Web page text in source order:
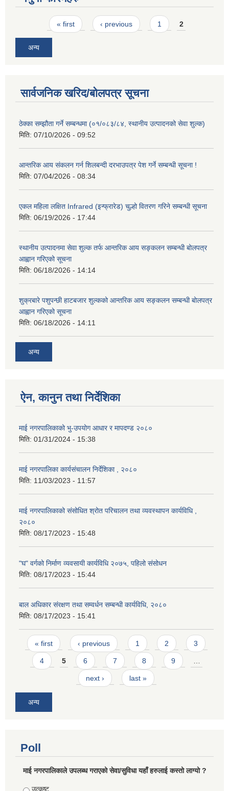
Pages« first ‹ previous 1 2
अन्य
सार्वजनिक खरिद/बोलपत्र सूचना
ठेक्का सम्झौता गर्ने सम्बन्धमा (०१/०८३/८४, स्थानीय उत्पादनको सेवा शुल्क)
मिति: 07/10/2026 - 09:52
आन्तरिक आय संकलन गर्न शिलबन्दी दरभाउपत्र पेश गर्ने सम्बन्धी सूचना !
मिति: 07/04/2026 - 08:34
एकल महिला लक्षित Infrared (इन्फ्रारेड) चुल्हो वितरण गरिने सम्बन्धी सूचना
मिति: 06/19/2026 - 17:44
स्थानीय उत्पादनमा सेवा शुल्क तर्फ आन्तरिक आय सङ्कलन सम्बन्धी बोलपत्र
आह्वान गरिएको सूचना
मिति: 06/18/2026 - 14:14
शुक्रबारे पशुपन्छी हाटबजार शुल्कको आन्तरिक आय सङ्कलन सम्बन्धी बोलपत्र
आह्वान गरिएको सूचना
मिति: 06/18/2026 - 14:11
अन्य
ऐन, कानुन तथा निर्देशिका
माई नगरपालिकाको भु-उपयोग आधार र मापदण्ड २०८०
मिति: 01/31/2024 - 15:38
माई नगरपालिका कार्यसंचालन निर्देशिका , २०८०
मिति: 11/03/2023 - 11:57
माई नगरपालिकाको संसोधित श्रोत परिचालन तथा व्यवस्थापन कार्यविधि ,
२०८०
मिति: 08/17/2023 - 15:48
"घ" वर्गको निर्माण व्यवसायी कार्यविधि २०७५, पहिलो संसोधन
मिति: 08/17/2023 - 15:44
बाल अधिकार संरक्षण तथा सम्वर्धन सम्बन्धी कार्यविधि, २०८०
मिति: 08/17/2023 - 15:41
Pages
« first ‹ previous 1 2 3
4 5 6 7 8 9 …
next › last »
अन्य
Poll
माई नगरपालिकाले उपलब्ध गराएको सेवा/सुविधा यहाँ हरुलाई कस्तो लाग्यो ?
Choices
उत्कृष्ट